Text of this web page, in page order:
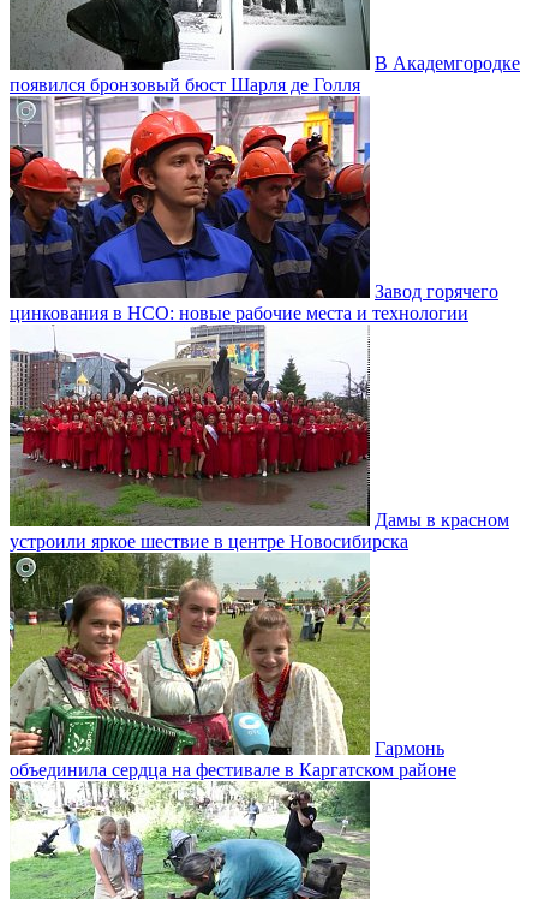
В Академгородке
появился бронзовый бюст Шарля де Голля
Завод горячего
цинкования в НСО: новые рабочие места и технологии
Дамы в красном
устроили яркое шествие в центре Новосибирска
Гармонь
объединила сердца на фестивале в Каргатском районе